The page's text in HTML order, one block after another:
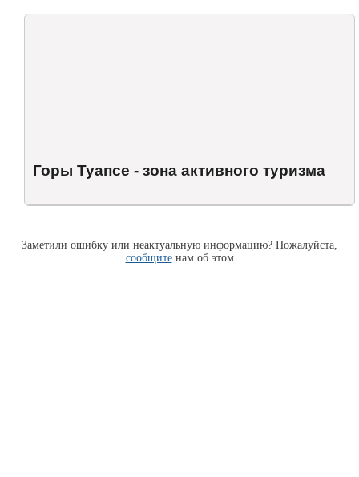
Горы Туапсе - зона активного туризма
Заметили ошибку или неактуальную информацию? Пожалуйста,
сообщитенам об этом